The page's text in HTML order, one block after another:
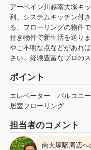
アーベイン川越南大塚キ
利。システムキッチン付
る、フローリングの物件
付き物件で新生活を送り
やご不明な点などがあれ
さい。経験豊富なプロの
ポイント
エレベーター バルコニー
居室フローリング
担当者のコメント
南大塚駅周辺